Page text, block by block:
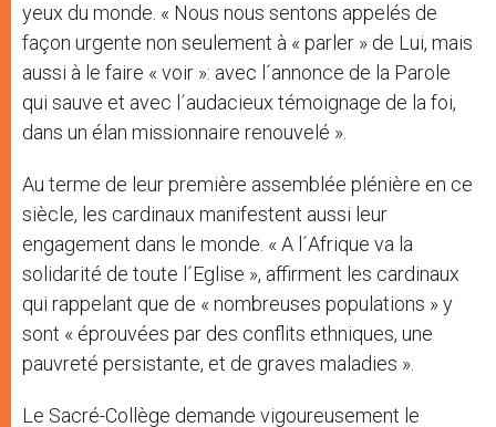
yeux du monde. « Nous nous sentons appelés de
façon urgente non seulement à « parler » de Lui, mais
aussi à le faire « voir »: avec l´annonce de la Parole
qui sauve et avec l´audacieux témoignage de la foi,
dans un élan missionnaire renouvelé ».
Au terme de leur première assemblée plénière en ce
siècle, les cardinaux manifestent aussi leur
engagement dans le monde. « A l´Afrique va la
solidarité de toute l´Eglise », affirment les cardinaux
qui rappelant que de « nombreuses populations » y
sont « éprouvées par des conflits ethniques, une
pauvreté persistante, et de graves maladies ».
Le Sacré-Collège demande vigoureusement le